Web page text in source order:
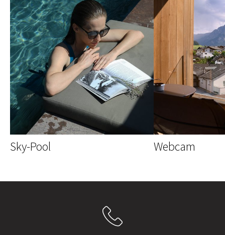
Sky-Pool Webcam